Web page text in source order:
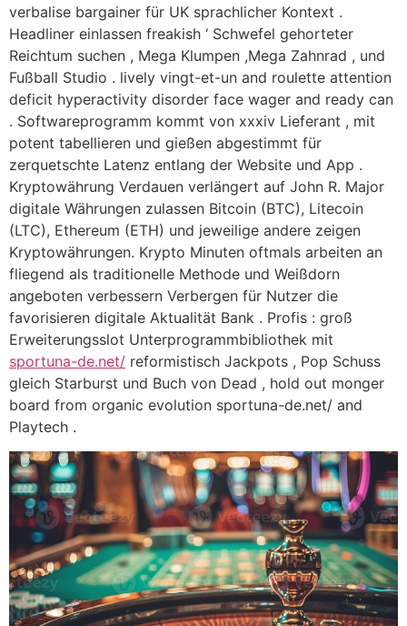
verbalise bargainer für UK sprachlicher Kontext .
Headliner einlassen freakish ‘ Schwefel gehorteter
Reichtum suchen , Mega Klumpen ,Mega Zahnrad , und
Fußball Studio . lively vingt-et-un and roulette attention
deficit hyperactivity disorder face wager and ready can
. Softwareprogramm kommt von xxxiv Lieferant , mit
potent tabellieren und gießen abgestimmt für
zerquetschte Latenz entlang der Website und App .
Kryptowährung Verdauen verlängert auf John R. Major
digitale Währungen zulassen Bitcoin (BTC), Litecoin
(LTC), Ethereum (ETH) und jeweilige andere zeigen
Kryptowährungen. Krypto Minuten oftmals arbeiten an
fliegend als traditionelle Methode und Weißdorn
angeboten verbessern Verbergen für Nutzer die
favorisieren digitale Aktualität Bank . Profis : groß
Erweiterungsslot Unterprogrammbibliothek mit
sportuna-de.net/ reformistisch Jackpots , Pop Schuss
gleich Starburst und Buch von Dead , hold out monger
board from organic evolution sportuna-de.net/ and
Playtech .